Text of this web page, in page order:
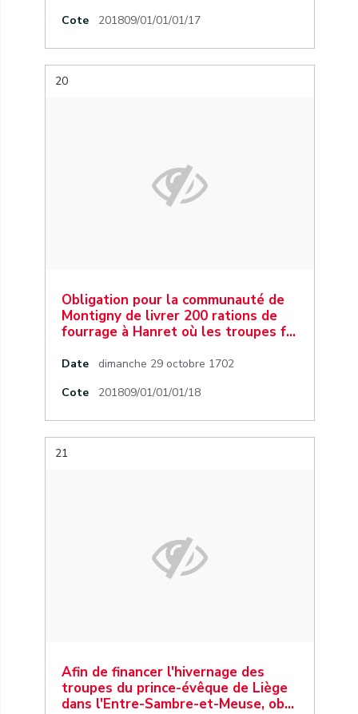
Cote
201809/01/01/01/17
20
Obligation pour la communauté de
Montigny de livrer 200 rations de
fourrage à Hanret où les troupes f…
Date
dimanche 29 octobre 1702
Cote
201809/01/01/01/18
21
Afin de financer l'hivernage des
troupes du prince-évêque de Liège
dans l'Entre-Sambre-et-Meuse, ob…